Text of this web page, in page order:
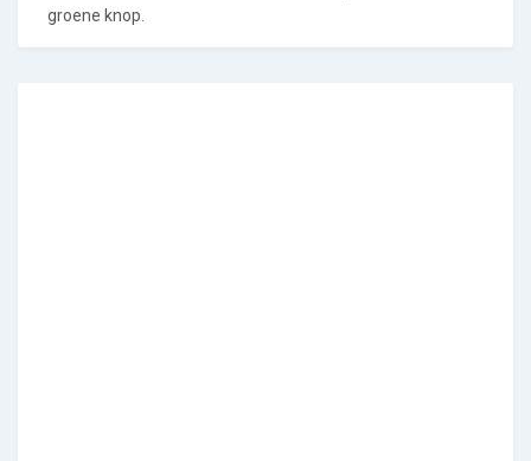
groene knop.